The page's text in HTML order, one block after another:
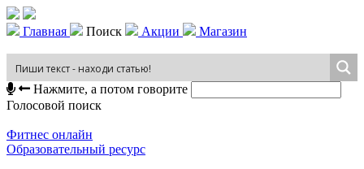
Главная Поиск Акции Магазин
Нажмите, а потом говорите
Голосовой поиск
Фитнес онлайн
Образовательный ресурс